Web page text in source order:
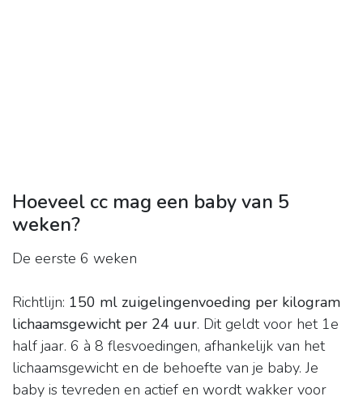
Hoeveel cc mag een baby van 5
weken?
De eerste 6 weken
Richtlijn: 150 ml zuigelingenvoeding per kilogram
lichaamsgewicht per 24 uur. Dit geldt voor het 1e
half jaar. 6 à 8 flesvoedingen, afhankelijk van het
lichaamsgewicht en de behoefte van je baby. Je
baby is tevreden en actief en wordt wakker voor